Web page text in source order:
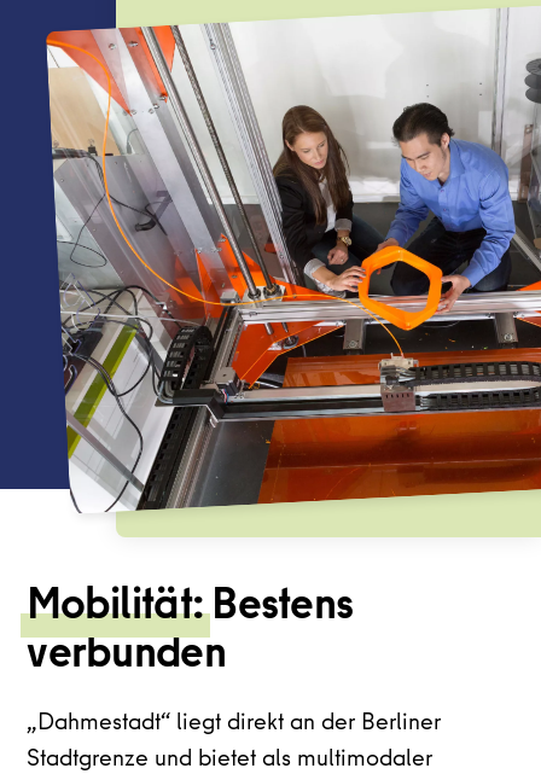
Mobilität: Bestens
verbunden
„Dahmestadt“ liegt direkt an der Berliner
Stadtgrenze und bietet als multimodaler